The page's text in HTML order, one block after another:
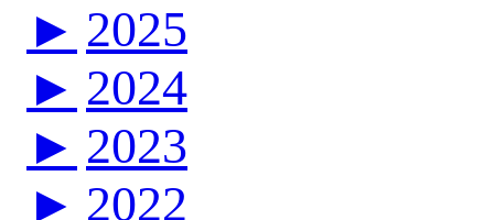
► 2025
► 2024
► 2023
► 2022